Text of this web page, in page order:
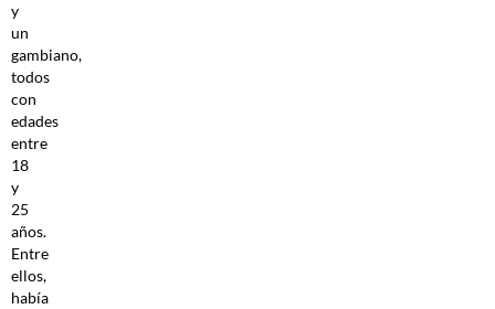
y
un
gambiano,
todos
con
edades
entre
18
y
25
años.
Entre
ellos,
había